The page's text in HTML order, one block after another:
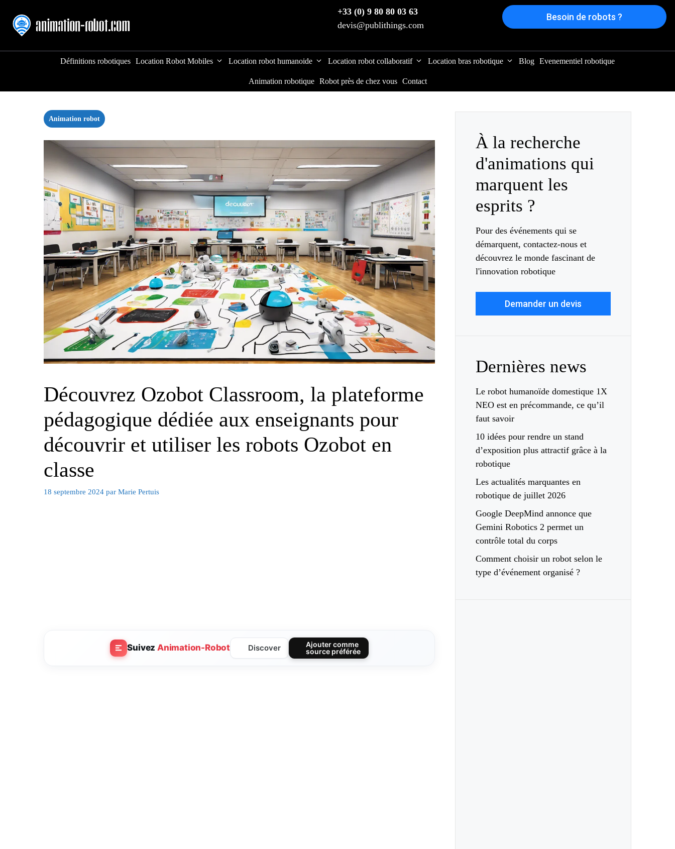
contenu
+33 (0) 9 80 80 03 63
devis@publithings.com
Besoin de robots ?
Définitions robotiques Location Robot Mobiles Location robot humanoide Location robot collaboratif Location bras robotique Blog Evenementiel robotique
Animation robotique Robot près de chez vous Contact
Animation robot
Découvrez Ozobot Classroom, la plateforme
pédagogique dédiée aux enseignants pour
découvrir et utiliser les robots Ozobot en
classe
18 septembre 2024 par Marie Pertuis
SuivezAnimation-Robot Discover
Ajouter comme
source préférée
À la recherche
d'animations qui
marquent les
esprits ?
Pour des événements qui se
démarquent, contactez-nous et
découvrez le monde fascinant de
l'innovation robotique
Demander un devis
Dernières news
Le robot humanoïde domestique 1X
NEO est en précommande, ce qu’il
faut savoir
10 idées pour rendre un stand
d’exposition plus attractif grâce à la
robotique
Les actualités marquantes en
robotique de juillet 2026
Google DeepMind annonce que
Gemini Robotics 2 permet un
contrôle total du corps
Comment choisir un robot selon le
type d’événement organisé ?